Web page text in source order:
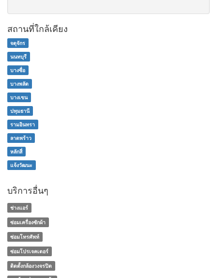
สถานที่ใกล้เคียง
จตุจักร
นนทบุรี
บางซื่อ
บางพลัด
บางเขน
ปทุมธานี
รามอินทรา
ลาดพร้าว
หลักสี่
แจ้งวัฒนะ
บริการอื่นๆ
ช่างแอร์
ซ่อมเครื่องซักผ้า
ซ่อมโทรศัพท์
ซ่อมโปรเจคเตอร์
ติดตั้งกล้องวงจรปิด